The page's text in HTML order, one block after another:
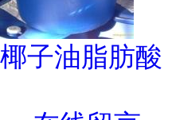
椰子油脂肪酸